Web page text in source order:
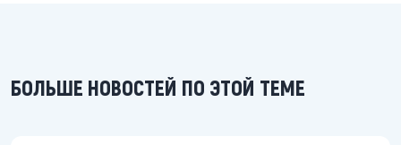
БОЛЬШЕ НОВОСТЕЙ ПО ЭТОЙ ТЕМЕ